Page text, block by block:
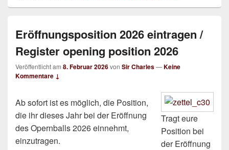
Eröffnungsposition 2026 eintragen /
Register opening position 2026
Veröffentlicht am 8. Februar 2026von Sir Charles—Keine
Kommentare ↓
Tragt eure
Position bei
der Eröffnung
Ab sofort ist es möglich, die Position,
die ihr dieses Jahr bei der Eröffnung
des Opernballs 2026 einnehmt,
einzutragen.